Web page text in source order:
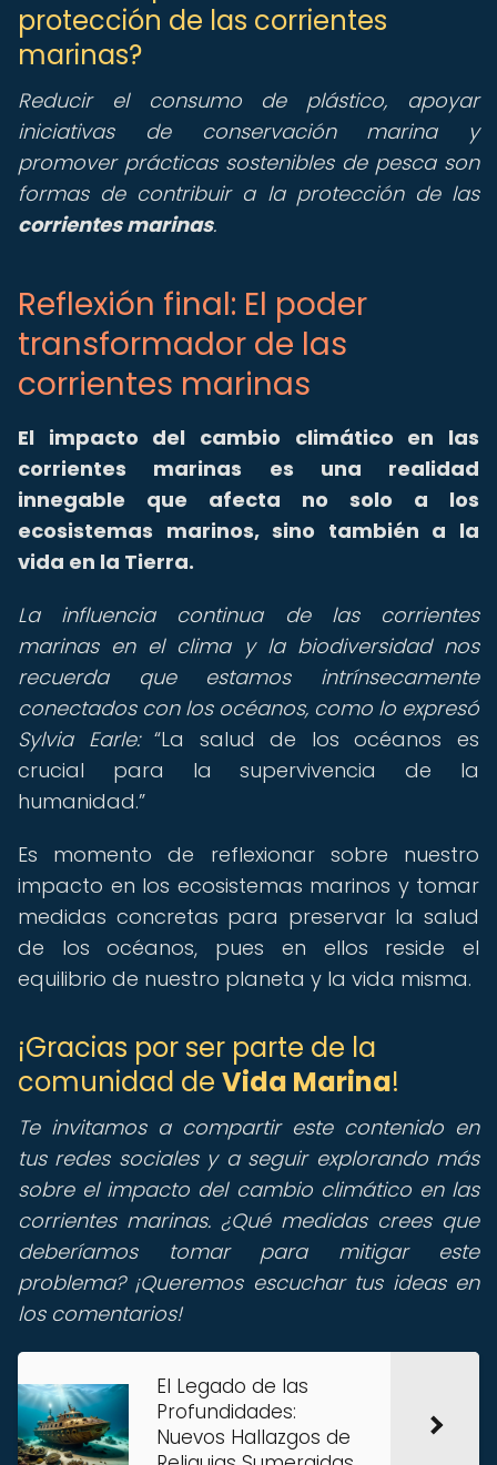
protección de las corrientes
marinas?
Reducir el consumo de plástico, apoyar
iniciativas de conservación marina y
promover prácticas sostenibles de pesca son
formas de contribuir a la protección de las
corrientes marinas.
Reflexión final: El poder
transformador de las
corrientes marinas
El impacto del cambio climático en las
corrientes marinas es una realidad
innegable que afecta no solo a los
ecosistemas marinos, sino también a la
vida en la Tierra.
La influencia continua de las corrientes
marinas en el clima y la biodiversidad nos
recuerda que estamos intrínsecamente
conectados con los océanos, como lo expresó
Sylvia Earle: La salud de los océanos es
crucial para la supervivencia de la
humanidad.
Es momento de reflexionar sobre nuestro
impacto en los ecosistemas marinos y tomar
medidas concretas para preservar la salud
de los océanos, pues en ellos reside el
equilibrio de nuestro planeta y la vida misma.
¡Gracias por ser parte de la
comunidad de Vida Marina!
Te invitamos a compartir este contenido en
tus redes sociales y a seguir explorando más
sobre el impacto del cambio climático en las
corrientes marinas. ¿Qué medidas crees que
deberíamos tomar para mitigar este
problema? ¡Queremos escuchar tus ideas en
los comentarios!
El Legado de las
Profundidades:
Nuevos Hallazgos de